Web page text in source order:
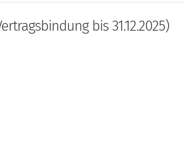
bis 31.12.2025)